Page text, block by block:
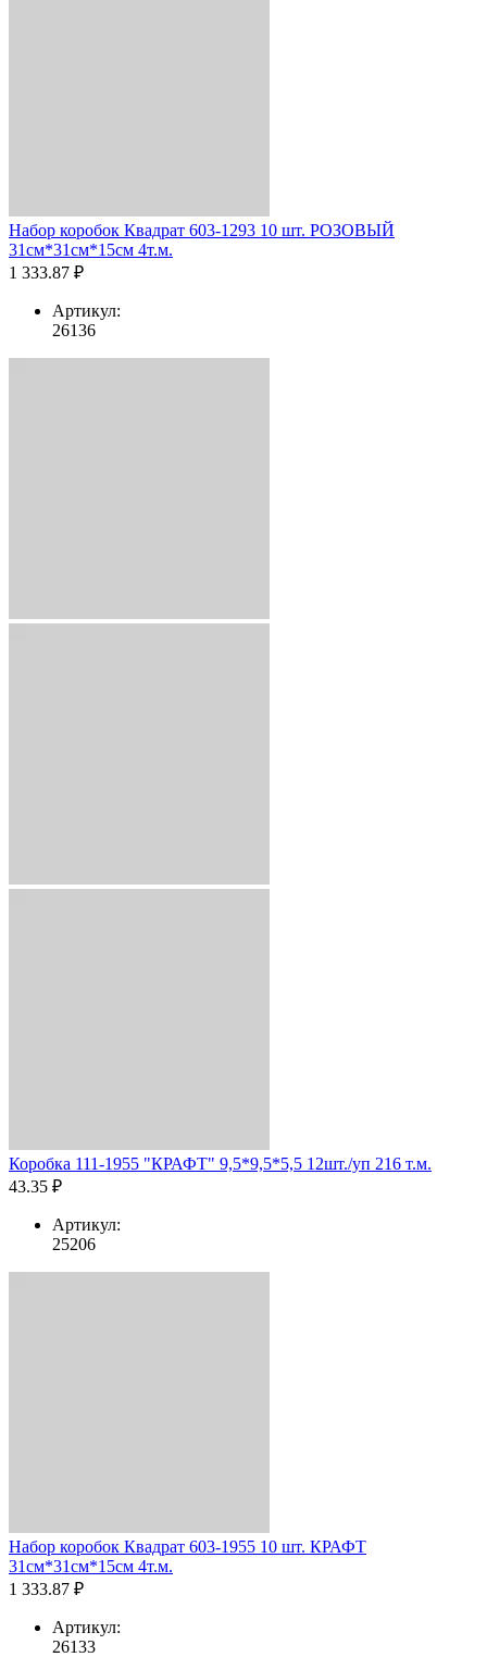
Набор коробок Квадрат 603-1293 10 шт. РОЗОВЫЙ
31см*31см*15см 4т.м.
1 333.87 ₽
Артикул:
26136
Коробка 111-1955 "КРАФТ" 9,5*9,5*5,5 12шт./уп 216 т.м.
43.35 ₽
Артикул:
25206
Набор коробок Квадрат 603-1955 10 шт. КРАФТ
31см*31см*15см 4т.м.
1 333.87 ₽
Артикул:
26133